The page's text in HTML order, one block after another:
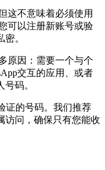
这不意味着必须使用
可以注册新账号或验
。
原因：需要一个与个
交互的应用、或者
码。
证的号码。我们推荐
访问，确保只有您能收